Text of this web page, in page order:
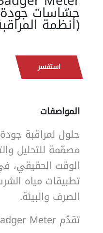
حسّاسات جودة
(أنظمة
استفسر
المواصفات
حلول لمراقبة
مصمّمة للتحليل
الوقت الحقيقي،
تطبيقات مياه
الصرف والبيئة.
تقدّم Badger Meter: